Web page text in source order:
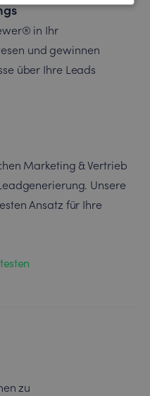
in Ihr
und gewinnen
über Ihre Leads
Marketing & Vertrieb
Unsere
Ansatz für Ihre
zu